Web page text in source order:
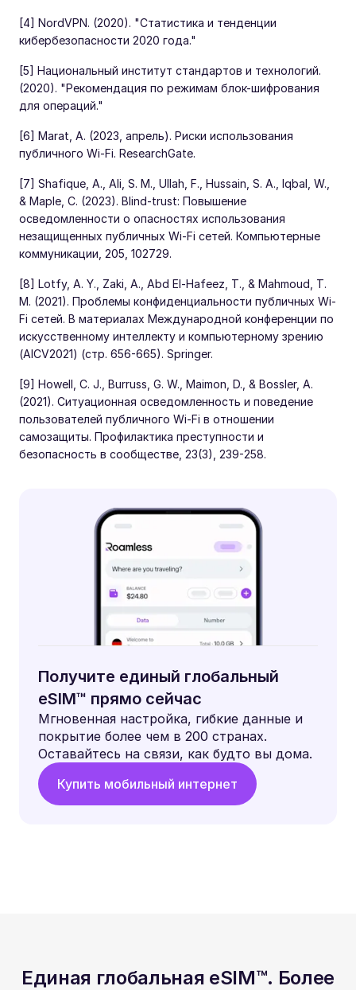
[4] NordVPN. (2020). "Статистика и тенденции
кибербезопасности 2020 года."
[5] Национальный институт стандартов и технологий.
(2020). "Рекомендация по режимам блок-шифрования
для операций."
[6] Marat, A. (2023, апрель). Риски использования
публичного Wi-Fi. ResearchGate.
[7] Shafique, A., Ali, S. M., Ullah, F., Hussain, S. A., Iqbal, W.,
& Maple, C. (2023). Blind-trust: Повышение
осведомленности о опасностях использования
незащищенных публичных Wi-Fi сетей. Компьютерные
коммуникации, 205, 102729.
[8] Lotfy, A. Y., Zaki, A., Abd El-Hafeez, T., & Mahmoud, T.
M. (2021). Проблемы конфиденциальности публичных Wi-
Fi сетей. В материалах Международной конференции по
искусственному интеллекту и компьютерному зрению
(AICV2021) (стр. 656-665). Springer.
[9] Howell, C. J., Burruss, G. W., Maimon, D., & Bossler, A.
(2021). Ситуационная осведомленность и поведение
пользователей публичного Wi-Fi в отношении
самозащиты. Профилактика преступности и
безопасность в сообществе, 23(3), 239-258.
Получите единый глобальный
eSIM™ прямо сейчас
Мгновенная настройка, гибкие данные и
покрытие более чем в 200 странах.
Оставайтесь на связи, как будто вы дома.
Купить мобильный интернет
Единая глобальная eSIM™. Более